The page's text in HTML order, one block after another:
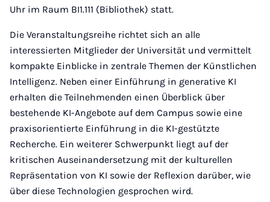
Uhr im Raum BI1.111 (Bibliothek) statt.
Die Veranstaltungsreihe richtet sich an alle
interessierten Mitglieder der Universität und vermittelt
kompakte Einblicke in zentrale Themen der Künstlichen
Intelligenz. Neben einer Einführung in generative KI
erhalten die Teilnehmenden einen Überblick über
bestehende KI-Angebote auf dem Campus sowie eine
praxisorientierte Einführung in die KI-gestützte
Recherche. Ein weiterer Schwerpunkt liegt auf der
kritischen Auseinandersetzung mit der kulturellen
Repräsentation von KI sowie der Reflexion darüber, wie
über diese Technologien gesprochen wird.